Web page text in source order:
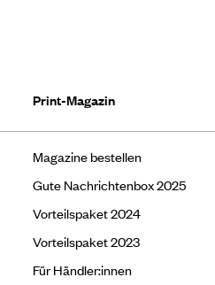
Print-Magazin
Magazine bestellen
Gute Nachrichtenbox 2025
Vorteilspaket 2024
Vorteilspaket 2023
Für Händler:innen